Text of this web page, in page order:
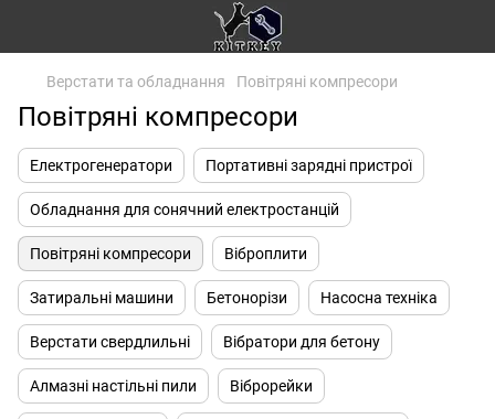
Верстати та обладнання Повітряні компресори
Повітряні компресори
Електрогенератори Портативні зарядні пристрої
Обладнання для сонячний електростанцій
Повітряні компресори Віброплити
Затиральні машини Бетонорізи Насосна техніка
Верстати свердлильні Вібратори для бетону
Алмазні настільні пили Віброрейки